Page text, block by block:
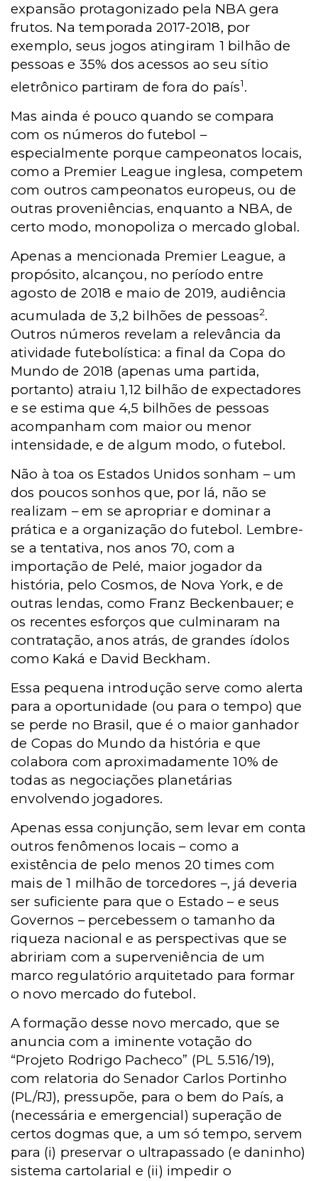
expansão protagonizado pela NBA gera
frutos. Na temporada 2017-2018, por
exemplo, seus jogos atingiram 1 bilhão de
pessoas e 35% dos acessos ao seu sítio
eletrônico partiram de fora do país1.
Mas ainda é pouco quando se compara
com os números do futebol –
especialmente porque campeonatos locais,
como a Premier League inglesa, competem
com outros campeonatos europeus, ou de
outras proveniências, enquanto a NBA, de
certo modo, monopoliza o mercado global.
Apenas a mencionada Premier League, a
propósito, alcançou, no período entre
agosto de 2018 e maio de 2019, audiência
acumulada de 3,2 bilhões de pessoas2.
Outros números revelam a relevância da
atividade futebolística: a final da Copa do
Mundo de 2018 (apenas uma partida,
portanto) atraiu 1,12 bilhão de expectadores
e se estima que 4,5 bilhões de pessoas
acompanham com maior ou menor
intensidade, e de algum modo, o futebol.
Não à toa os Estados Unidos sonham – um
dos poucos sonhos que, por lá, não se
realizam – em se apropriar e dominar a
prática e a organização do futebol. Lembre-
se a tentativa, nos anos 70, com a
importação de Pelé, maior jogador da
história, pelo Cosmos, de Nova York, e de
outras lendas, como Franz Beckenbauer; e
os recentes esforços que culminaram na
contratação, anos atrás, de grandes ídolos
como Kaká e David Beckham.
Essa pequena introdução serve como alerta
para a oportunidade (ou para o tempo) que
se perde no Brasil, que é o maior ganhador
de Copas do Mundo da história e que
colabora com aproximadamente 10% de
todas as negociações planetárias
envolvendo jogadores.
Apenas essa conjunção, sem levar em conta
outros fenômenos locais – como a
existência de pelo menos 20 times com
mais de 1 milhão de torcedores –, já deveria
ser suficiente para que o Estado – e seus
Governos – percebessem o tamanho da
riqueza nacional e as perspectivas que se
abririam com a superveniência de um
marco regulatório arquitetado para formar
o novo mercado do futebol.
A formação desse novo mercado, que se
anuncia com a iminente votação do
“Projeto Rodrigo Pacheco” (PL 5.516/19),
com relatoria do Senador Carlos Portinho
(PL/RJ), pressupõe, para o bem do País, a
(necessária e emergencial) superação de
certos dogmas que, a um só tempo, servem
para (i) preservar o ultrapassado (e daninho)
sistema cartolarial e (ii) impedir o